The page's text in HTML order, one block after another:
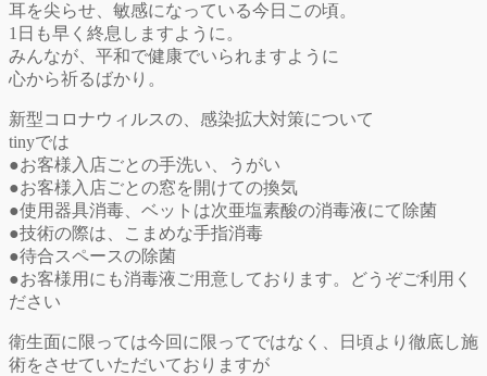
耳を尖らせ、敏感になっている今日この頃。
1日も早く終息しますように。
みんなが、平和で健康でいられますように
心から祈るばかり。
新型コロナウィルスの、感染拡大対策について
tinyでは
●お客様入店ごとの手洗い、うがい
●お客様入店ごとの窓を開けての換気
●使用器具消毒、ベットは次亜塩素酸の消毒液にて除菌
●技術の際は、こまめな手指消毒
●待合スペースの除菌
●お客様用にも消毒液ご用意しております。どうぞご利用く
ださい
衛生面に限っては今回に限ってではなく、日頃より徹底し施
術をさせていただいておりますが